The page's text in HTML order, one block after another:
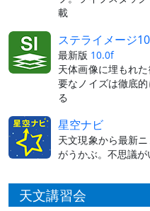
載
ステライメージ10
最新版 10.0f
天体画像に埋もれ
要なノイズは徹底
る
星空ナビ
天文現象から最新
がうかぶ。不思議
天文講習会